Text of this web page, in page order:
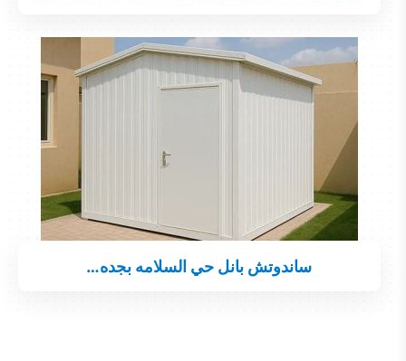
ساندوتش بانل حي السلامه بجده…